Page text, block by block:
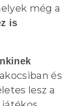
még a
is
és
lesz a